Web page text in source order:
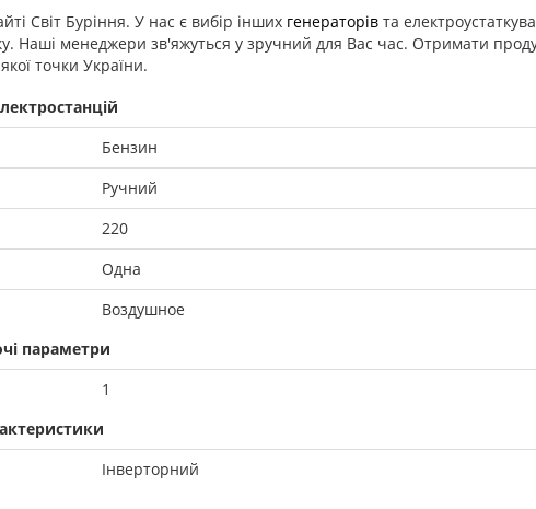
Світ Буріння. У нас є вибір інших генераторів та
Наші менеджери зв'яжуться у зручний для Вас час. Отримати
точки України.
Бензин
Ручний
220
Одна
Воздушное
параметри
1
Інверторний